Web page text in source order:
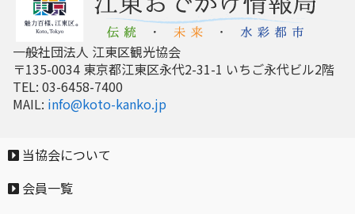
一般社団法人 江東区観光協会
〒135-0034 東京都江東区永代2-31-1 いちご永代ビル2階
TEL: 03-6458-7400
MAIL: info@koto-kanko.jp
当協会について
会員一覧